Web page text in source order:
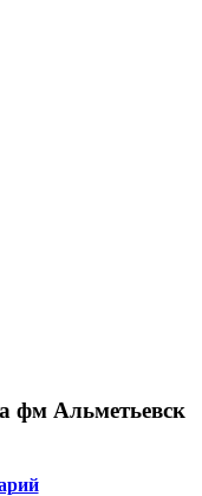
фм Альметьевск